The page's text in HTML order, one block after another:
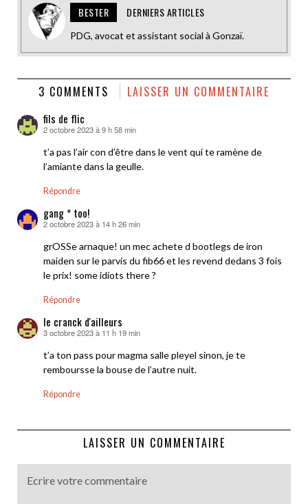
BESTER DERNIERS ARTICLES
PDG, avocat et assistant social à Gonzaï.
3 COMMENTS LAISSER UN COMMENTAIRE
fils de flic
dit :
2 octobre 2023 à 9 h 58 min
t’a pas l’air con d’être dans le vent qui te ramène de
l’amiante dans la geulle.
Répondre
gang * too!
dit :
2 octobre 2023 à 14 h 26 min
grOSSe arnaque! un mec achete d bootlegs de iron
maiden sur le parvis du fib66 et les revend dedans 3 fois
le prix! some idiots there ?
Répondre
le cranck d'ailleurs
dit :
3 octobre 2023 à 11 h 19 min
t’a ton pass pour magma salle pleyel sinon, je te
remboursse la bouse de l’autre nuit.
Répondre
LAISSER UN COMMENTAIRE